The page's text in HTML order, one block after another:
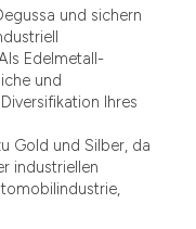
und sichern
Edelmetall-
und
Ihres
Gold und Silber, da
industriellen